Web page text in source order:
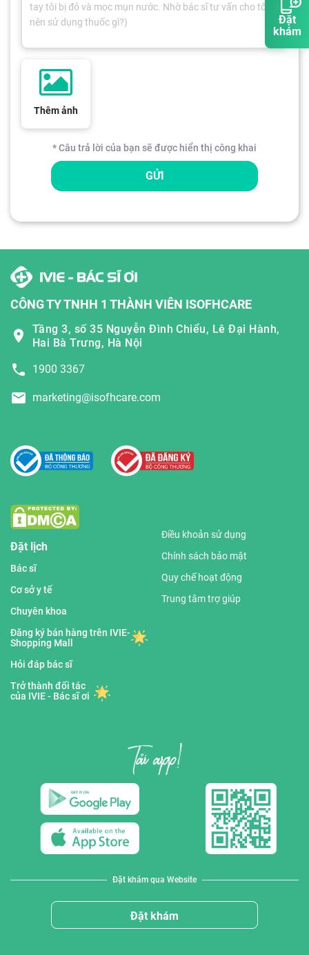
Đặt
khám
Thêm ảnh
* Câu trả lời của bạn sẽ được hiển thị công khai
GỬI
CÔNG TY TNHH 1 THÀNH VIÊN ISOFHCARE
Tầng 3, số 35 Nguyễn Đình Chiểu, Lê Đại Hành,
Hai Bà Trưng, Hà Nội
1900 3367
marketing@isofhcare.com
Đặt lịch
Bác sĩ
Cơ sở y tế
Chuyên khoa
Đăng ký bán hàng trên IVIE-
Shopping Mall
Hỏi đáp bác sĩ
Trở thành đối tác
của IVIE - Bác sĩ ơi
Điều khoản sử dụng
Chính sách bảo mật
Quy chế hoạt động
Trung tâm trợ giúp
Đặt khám qua Website
Đặt khám